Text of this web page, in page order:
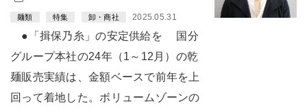
麺類 特集 卸・商社 2025.05.31
●「揖保乃糸」の安定供給を 国分
グループ本社の24年（1～12月）の乾
麺販売実績は、金額ベースで前年を上
回って着地した。ボリュームゾーンの